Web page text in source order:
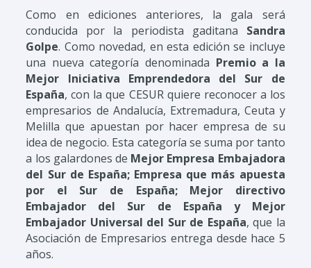
Como en ediciones anteriores, la gala será
conducida por la periodista gaditana Sandra
Golpe. Como novedad, en esta edición se incluye
una nueva categoría denominada Premio a la
Mejor Iniciativa Emprendedora del Sur de
España, con la que CESUR quiere reconocer a los
empresarios de Andalucía, Extremadura, Ceuta y
Melilla que apuestan por hacer empresa de su
idea de negocio. Esta categoría se suma por tanto
a los galardones de Mejor Empresa Embajadora
del Sur de España; Empresa que más apuesta
por el Sur de España; Mejor directivo
Embajador del Sur de España y Mejor
Embajador Universal del Sur de España, que la
Asociación de Empresarios entrega desde hace 5
años.